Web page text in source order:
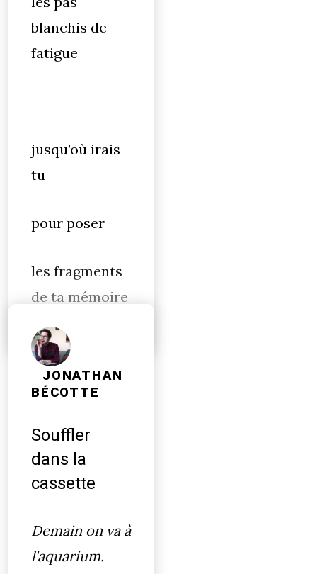
blanchis de
fatigue
jusqu’où irais-
tu
pour poser
les fragments
de ta mémoire
JONATHAN
BÉCOTTE
Souffler
dans la
cassette
Demain on va à
l'aquarium.